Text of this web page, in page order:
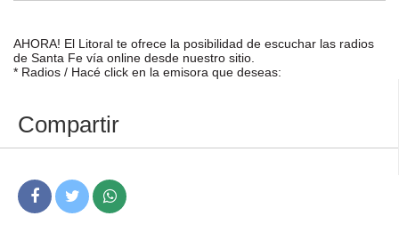
AHORA! El Litoral te ofrece la posibilidad de escuchar las radios
de Santa Fe vía online desde nuestro sitio.
* Radios / Hacé click en la emisora que deseas:
Compartir